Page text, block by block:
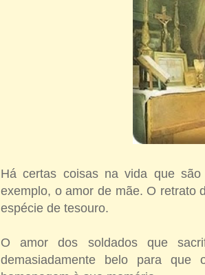
Há certas coisas na vida que
exemplo, o amor de mãe. O retrato
espécie de tesouro.
O amor dos soldados que
demasiadamente belo para